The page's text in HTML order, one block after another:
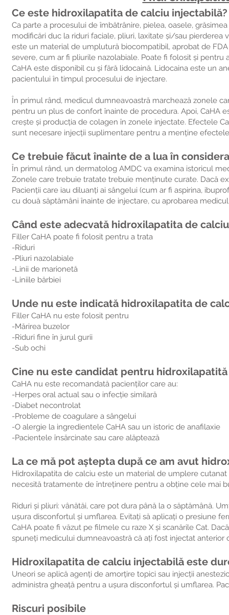
Ce este hidroxilapatita de calciu injectabilă?
Ca parte a procesului de îmbătrânire, pielea, oasele,
modificări duc la riduri faciale, pliuri, laxitate și/sau pierderea
este un material de umplutură biocompatibil, aprobat de
severe, cum ar fi pliurile nazolabiale. Poate fi folosit și
CaHA este disponibil cu și fără lidocaină. Lidocaina este un
pacientului în timpul procesului de injectare.
În primul rând, medicul dumneavoastră marchează zonele
pentru un plus de confort înainte de procedura. Apoi, CaHA
crește și producția de colagen în zonele injectate. Efectele
sunt necesare injecții suplimentare pentru a menține
Ce trebuie făcut înainte de a lua în
În primul rând, un dermatolog AMDC va examina istoricul
Zonele care trebuie tratate trebuie menținute curate. Dacă
Pacienții care iau diluanți ai sângelui (cum ar fi aspirina,
cu două săptămâni înainte de injectare, cu aprobarea
Când este adecvată hidroxilapatita de
Filler CaHA poate fi folosit pentru a trata
-Riduri
-Pliuri nazolabiale
-Linii de marionetă
-Liniile bărbiei
Unde nu este indicată hidroxilapatita de
Filler CaHA nu este folosit pentru
-Mărirea buzelor
-Riduri fine în jurul gurii
-Sub ochi
Cine nu este candidat pentru
CaHA nu este recomandată pacienților care au:
-Herpes oral actual sau o infecție similară
-Diabet necontrolat
-Probleme de coagulare a sângelui
-O alergie la ingredientele CaHA sau un istoric de anafilaxie
-Pacientele însărcinate sau care alăptează
La ce mă pot aștepta după ce am avut
Hidroxilapatita de calciu este un material de umplere
necesită tratamente de întreținere pentru a obține cele mai
Riduri și pliuri: vânătăi, care pot dura până la o săptămână.
ușura disconfortul și umflarea. Evitați să aplicați o presiune
CaHA poate fi văzut pe filmele cu raze X și scanările Cat.
spuneți medicului dumneavoastră că ați fost injectat anterior
Hidroxilapatita de calciu injectabilă este
Uneori se aplică agenți de amorțire topici sau injecții
administra gheață pentru a ușura disconfortul și umflarea.
Riscuri posibile